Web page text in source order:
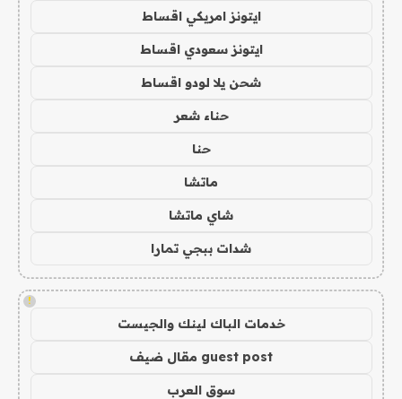
ايتونز امريكي اقساط
ايتونز سعودي اقساط
شحن يلا لودو اقساط
حناء شعر
حنا
ماتشا
شاي ماتشا
شدات ببجي تمارا
!
خدمات الباك لينك والجيست
guest post مقال ضيف
سوق العرب